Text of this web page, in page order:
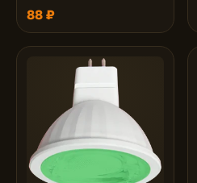
ступ. (100% -50% - 10% )
матовая 48x50
88 ₽